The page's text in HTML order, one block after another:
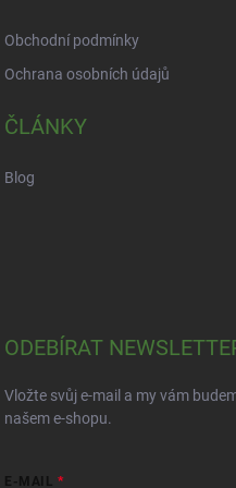
Obchodní podmínky
Ochrana osobních údajů
ČLÁNKY
Blog
ODEBÍRAT
Vložte svůj e-mail a my vám
našem e-shopu.
E-MAIL